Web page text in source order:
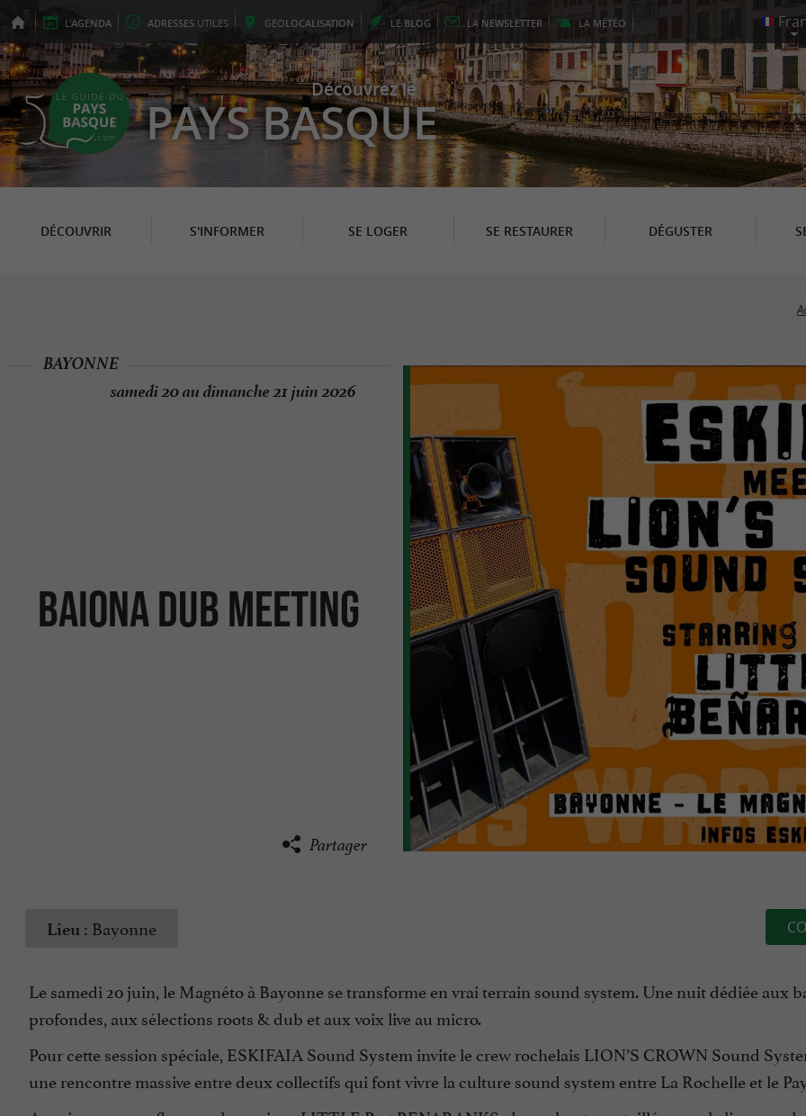
L'AGENDA ADRESSES UTILES GEOLOCALISATION LE BLOG LA NEWSLETTER LA MÉTÉO
Découvrez le
PAYS BASQUE
DÉCOUVRIR S'INFORMER SE LOGER SE RESTAURER DÉGUSTER
Baiona Dub Meeting
BAYONNE
samedi 20 au dimanche 21 juin 2026
Partager
Lieu : Bayonne
Le samedi 20 juin, le Magnéto à Bayonne se transforme en vrai terrain sound system. Une nuit dédiée aux
profondes, aux sélections roots & dub et aux voix live au micro.
Pour cette session spéciale, ESKIFAIA Sound System invite le crew rochelais LION’S CROWN Sound
une rencontre massive entre deux collectifs qui font vivre la culture sound system entre La Rochelle et le